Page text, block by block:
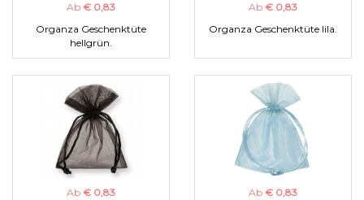
Ab € 0,83
Organza Geschenktüte
hellgrün.
Ab € 0,83
Organza Geschenktüte lila.
Ab € 0,83
Ab € 0,83